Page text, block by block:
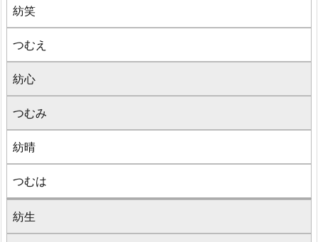
紡笑
つむえ
紡心
つむみ
紡晴
つむは
紡生